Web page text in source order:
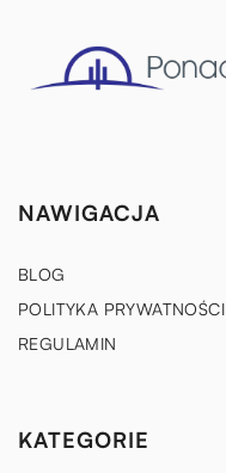
NAWIGACJA
BLOG
POLITYKA PRYWATNOŚCI
REGULAMIN
KATEGORIE